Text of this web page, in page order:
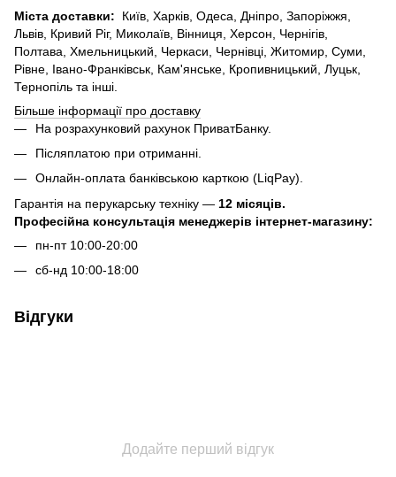
Міста доставки: Київ, Харків, Одеса, Дніпро, Запоріжжя,
Львів, Кривий Ріг, Миколаїв, Вінниця, Херсон, Чернігів,
Полтава, Хмельницький, Черкаси, Чернівці, Житомир, Суми,
Рівне, Івано-Франківськ, Кам'янське, Кропивницький, Луцьк,
Тернопіль та інші.
Більше інформації про доставку
На розрахунковий рахунок ПриватБанку.
Післяплатою при отриманні.
Онлайн-оплата банківською карткою (LiqPay).
Гарантія на перукарську техніку — 12 місяців.
Професійна консультація менеджерів інтернет-магазину:
пн-пт 10:00-20:00
сб-нд 10:00-18:00
Відгуки
Додайте перший відгук